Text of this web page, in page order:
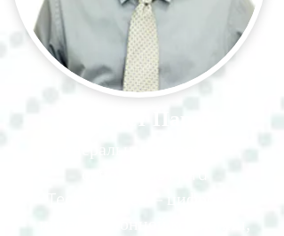
Кинерет Парзон
Генеральный директор-
основатель Fjord
Technologies — цифровой
инвестиционной компании,